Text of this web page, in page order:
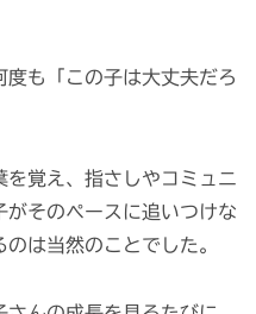
も「この子は大丈夫だろ
覚え、指さしやコミュニ
そのペースに追いつけな
は当然のことでした。